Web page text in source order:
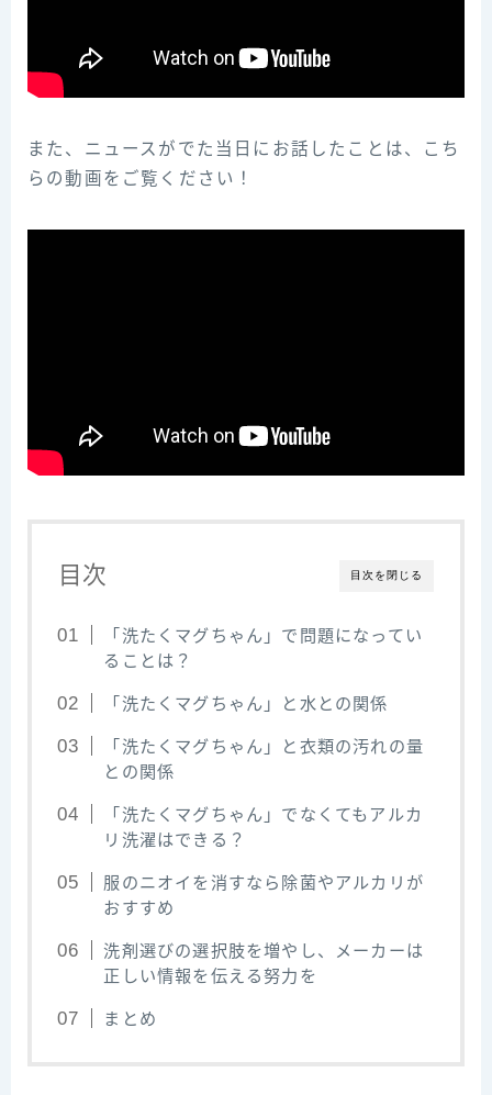
また、ニュースがでた当日にお話したことは、こち
らの動画をご覧ください！
目次を閉じる
目次
「洗たくマグちゃん」で問題になってい
ることは？
「洗たくマグちゃん」と水との関係
「洗たくマグちゃん」と衣類の汚れの量
との関係
「洗たくマグちゃん」でなくてもアルカ
リ洗濯はできる？
服のニオイを消すなら除菌やアルカリが
おすすめ
洗剤選びの選択肢を増やし、メーカーは
正しい情報を伝える努力を
まとめ